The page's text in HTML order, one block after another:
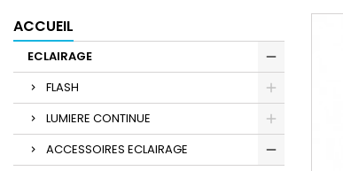
ACCUEIL
ECLAIRAGE
FLASH
LUMIERE CONTINUE
ACCESSOIRES ECLAIRAGE